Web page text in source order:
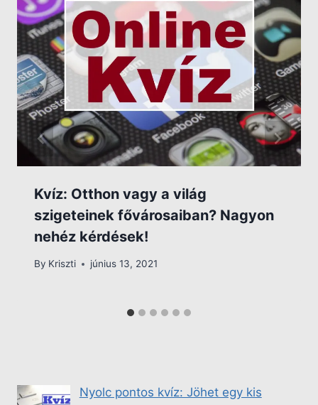
Kvíz: Otthon vagy a világ
szigeteinek fővárosaiban? Nagyon
nehéz kérdések!
By Kriszti június 13, 2021
Nyolc pontos kvíz: Jöhet egy kis